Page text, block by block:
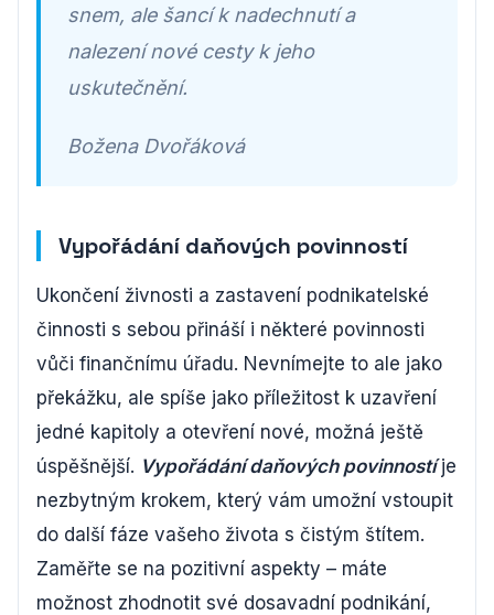
snem, ale šancí k nadechnutí a
nalezení nové cesty k jeho
uskutečnění.
Božena Dvořáková
Vypořádání daňových povinností
Ukončení živnosti a zastavení podnikatelské
činnosti s sebou přináší i některé povinnosti
vůči finančnímu úřadu. Nevnímejte to ale jako
překážku, ale spíše jako příležitost k uzavření
jedné kapitoly a otevření nové, možná ještě
úspěšnější. Vypořádání daňových povinnostíje
nezbytným krokem, který vám umožní vstoupit
do další fáze vašeho života s čistým štítem.
Zaměřte se na pozitivní aspekty – máte
možnost zhodnotit své dosavadní podnikání,